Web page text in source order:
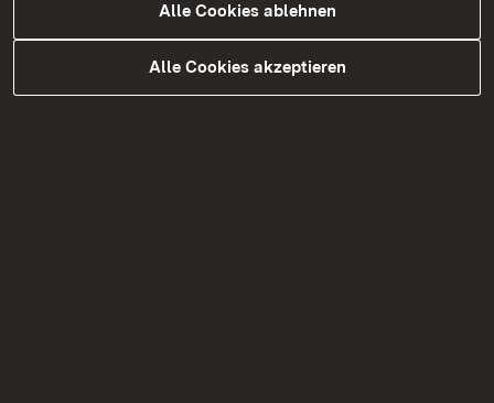
Alle Cookies ablehnen
Alle Cookies akzeptieren